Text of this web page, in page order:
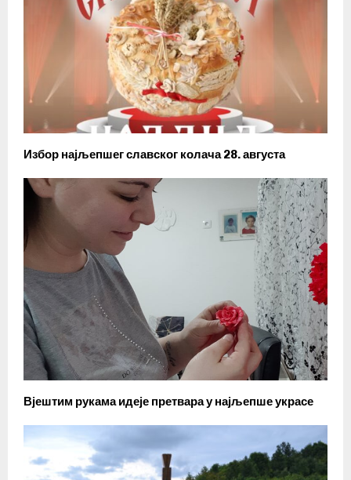
Избор најљепшег славског колача 28. августа
Вјештим рукама идеје претвара у најљепше украсе